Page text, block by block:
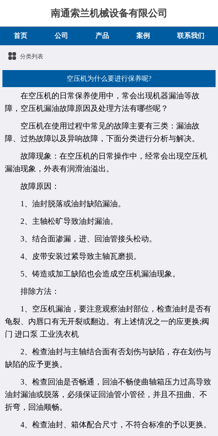
南通索兰机械设备有限公司
首页 公司 产品 案例 联系我们
分类列表
空压机为什么要进行保养呢?
在空压机的日常保养使用中，常会出现机器漏油等故
障，空压机漏油故障原因及处理方法有哪些呢？
空压机在使用过程中常见的故障主要有三类：漏油故
障、过热故障以及异响故障，下面分类进行分析与解决。
故障现象：在空压机的日常操作中，经常会出现空压机
漏油现象，外表有润滑油溢出。
故障原因：
1、油封脱落或油封缺陷漏油。
2、主轴松旷导致油封漏油。
3、结合面渗漏，进、回油管接头松动。
4、皮带安装过紧导致主轴瓦磨损。
5、铸造或加工缺陷也会造成空压机漏油现象。
排除方法：
1、空压机漏油，要注意观察油封部位，检查油封是否有
龟裂、内唇口有无开裂或翻边。有上述情况之一的应更换;阀
门 进口泵 工业洗衣机
2、检查油封与主轴结合面有否划伤与缺陷，存在划伤与
缺陷的应予更换。
3、检查回油是否畅通，回油不畅使曲轴箱压力过高导致
油封漏油或脱落，必须保证回油管小管径，并且不扭曲、不
折弯，回油顺畅。
4、检查油封、箱体配合尺寸，不符合标准的予以更换。